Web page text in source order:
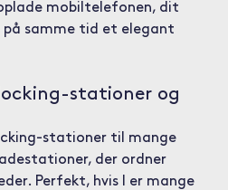
mobiltelefonen, dit
på samme tid et elegant
stationer og
stationer til mange
der ordner
Perfekt, hvis I er mange